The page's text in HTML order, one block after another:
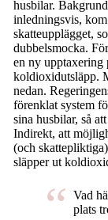
husbilar.
inledningsvis,
skatteupplägget,
dubbelsmocka.
en ny
koldioxidutsläpp.
nedan.
förenklat system
sina husbilar, så
Indirekt, att
(och
släpper ut
Vad
plats